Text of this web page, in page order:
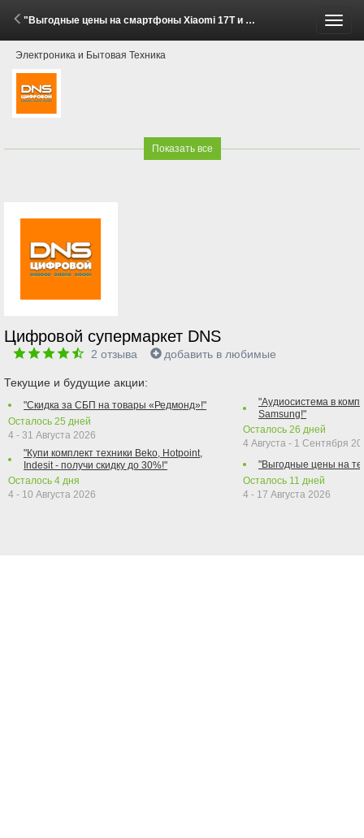
"Выгодные цены на смартфоны Xiaomi 17T и 17T Pro!" (29 Мая - 30 Июня 2026)
Электроника и Бытовая Техника
Показать все
Цифровой супермаркет DNS
2 отзыва добавить в любимые
Текущие и будущие акции:
"Скидка за СБП на товары «Редмонд»!"
Осталось 25 дней
4 - 31 Августа 2026
"Купи комплект техники Beko, Hotpoint,
Indesit - получи скидку до 30%!"
Осталось 4 дня
4 - 10 Августа 2026
"Аудиосистема в
Samsung!"
Осталось 26 дней
4 Августа - 1 Сентября
"Выгодные цены на
Осталось 11 дней
4 - 17 Августа 2026